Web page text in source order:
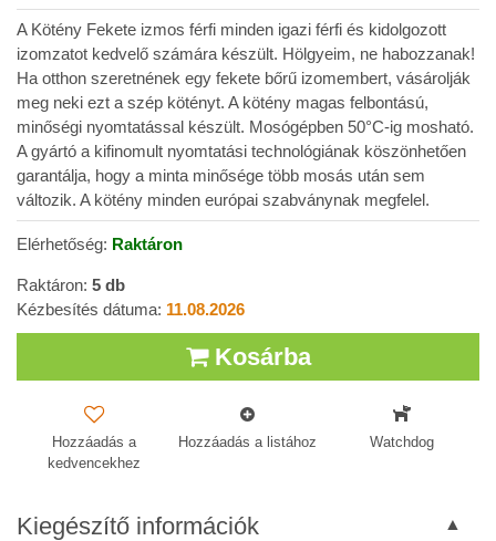
A Kötény Fekete izmos férfi minden igazi férfi és kidolgozott
izomzatot kedvelő számára készült. Hölgyeim, ne habozzanak!
Ha otthon szeretnének egy fekete bőrű izomembert, vásárolják
meg neki ezt a szép kötényt. A kötény magas felbontású,
minőségi nyomtatással készült. Mosógépben 50°C-ig mosható.
A gyártó a kifinomult nyomtatási technológiának köszönhetően
garantálja, hogy a minta minősége több mosás után sem
változik. A kötény minden európai szabványnak megfelel.
Elérhetőség: Raktáron
Raktáron: 5 db
Kézbesítés dátuma: 11.08.2026
Kosárba
Hozzáadás a
kedvencekhez
Hozzáadás a listához Watchdog
Kiegészítő információk